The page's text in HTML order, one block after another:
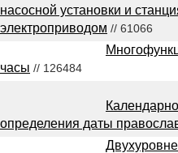
насосной установки и
электроприводом // 61066
часы // 126484
определения даты